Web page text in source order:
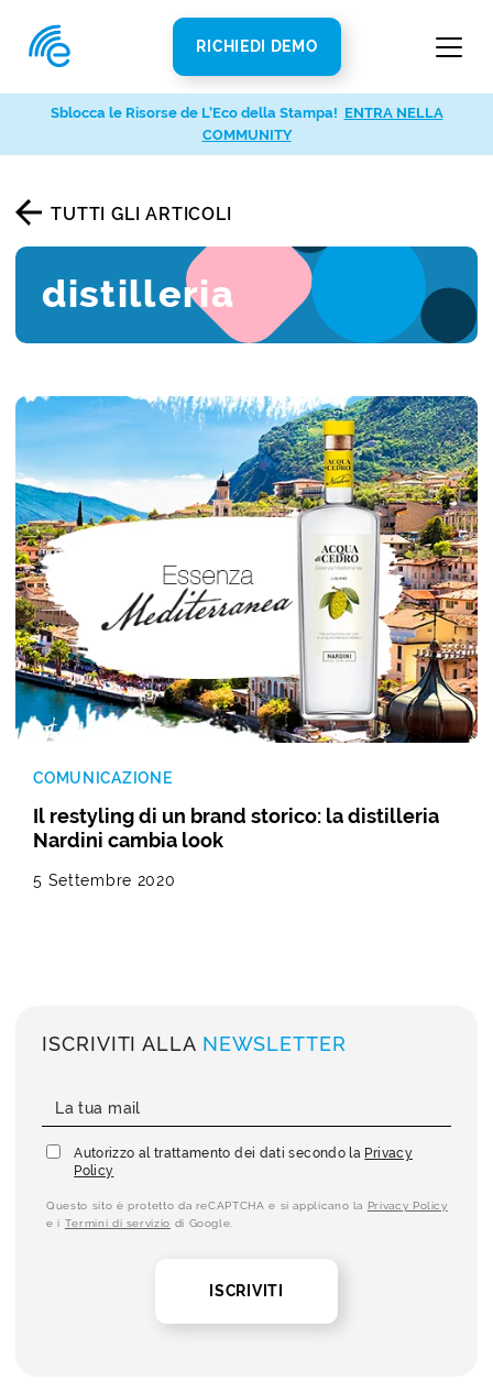
RICHIEDI DEMO
TUTTI GLI ARTICOLI
distilleria
COMUNICAZIONE
Il restyling di un brand storico: la distilleria
Nardini cambia look
5 Settembre 2020
ISCRIVITI ALLA NEWSLETTER
Autorizzo al trattamento dei dati secondo la Privacy
Policy
Questo sito è protetto da reCAPTCHA e si applicano la Privacy Policy
e i Termini di servizio di Google.
ISCRIVITI
Sblocca le Risorse de L’Eco della Stampa! ENTRA NELLA
COMMUNITY